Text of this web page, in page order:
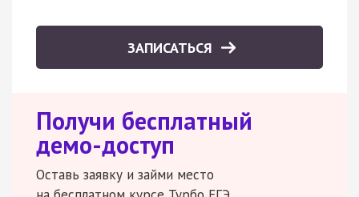
ЗАПИСАТЬСЯ
Получи бесплатный
демо-доступ
Оставь заявку и займи место